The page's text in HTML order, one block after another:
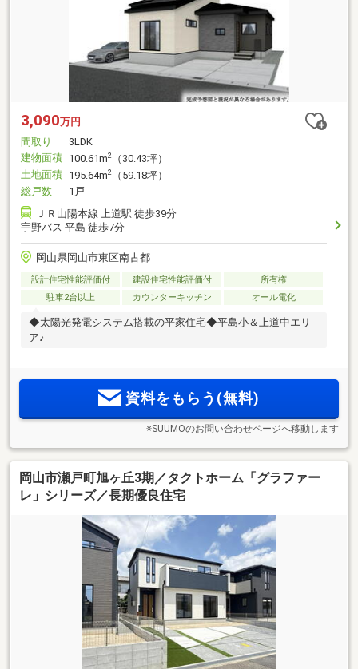
3,090万円
間取り
3LDK
建物面積 100.61m2
（30.43坪）
土地面積 195.64m2
（59.18坪）
総戸数
1戸
ＪＲ山陽本線 上道駅 徒歩39分
宇野バス 平島 徒歩7分
岡山県岡山市東区南古都
設計住宅性能評価付 建設住宅性能評価付
所有権
駐車2台以上
カウンターキッチン オール電化
◆太陽光発電システム搭載の平家住宅◆平島小＆上道中エリ
ア♪
資料をもらう(無料)
※SUUMOのお問い合わせページへ移動します
岡山市瀬戸町旭ヶ丘3期／タクトホーム「グラファー
レ」シリーズ／長期優良住宅